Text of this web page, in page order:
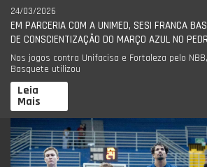
24/03/2026
EM PARCERIA COM A UNIMED, SESI FRANCA
DE CONSCIENTIZAÇÃO DO MARÇO AZUL NO
Nos jogos contra Unifacisa e Fortaleza pelo
Basquete utilizou
Leia
Mais